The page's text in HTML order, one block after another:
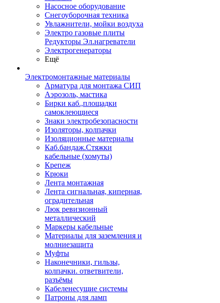
Насосное оборудование
Снегоуборочная техника
Увлажнители, мойки воздуха
Электро газовые плиты
Редукторы Эл.нагреватели
Электрогенераторы
Ещё
Электромонтажные материалы
Арматура для монтажа СИП
Аэрозоль, мастика
Бирки каб.,площадки
самоклеющиеся
Знаки электробезопасности
Изоляторы, колпачки
Изоляционные материалы
Каб.бандаж.Стяжки
кабельные (хомуты)
Крепеж
Крюки
Лента монтажная
Лента сигнальная, киперная,
оградительная
Люк ревизионный
металлический
Маркеры кабельные
Материалы для заземления и
молниезащита
Муфты
Наконечники, гильзы,
колпачки. ответвители,
разъёмы
Кабеленесущие системы
Патроны для ламп